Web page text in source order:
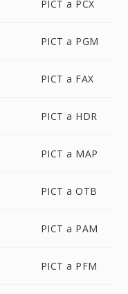
PICT a PCX
PICT a PGM
PICT a FAX
PICT a HDR
PICT a MAP
PICT a OTB
PICT a PAM
PICT a PFM